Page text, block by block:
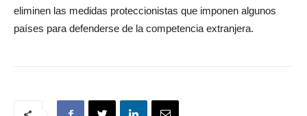
eliminen las medidas proteccionistas que imponen algunos
países para defenderse de la competencia extranjera.